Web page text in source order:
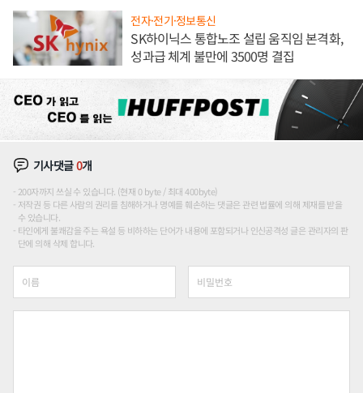
전자·전기·정보통신
SK하이닉스 통합노조 설립 움직임 본격화,
성과급 체계 불만에 3500명 결집
기사댓글0개
200자까지 쓰실 수 있습니다. (현재 0 byte / 최대 400byte)
저작권 등 다른 사람의 권리를 침해하거나 명예를 훼손하는 댓글은 관련 법률에 의해 제재를 받을
수 있습니다.
타인에게 불쾌감을 주는 욕설 등 비하하는 단어가 내용에 포함되거나 인신공격성 글은 관리자의 판
단에 의해 삭제 합니다.